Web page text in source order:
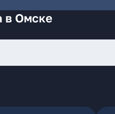
в Омске